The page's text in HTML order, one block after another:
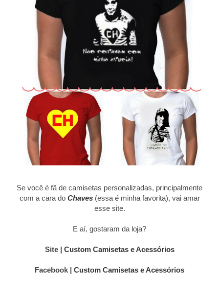
Se você é fã de camisetas personalizadas, principalmente
com a cara do Chaves (essa é minha favorita), vai amar
esse site.
E aí, gostaram da loja?
Site | Custom Camisetas e Acessórios
Facebook | Custom Camisetas e Acessórios